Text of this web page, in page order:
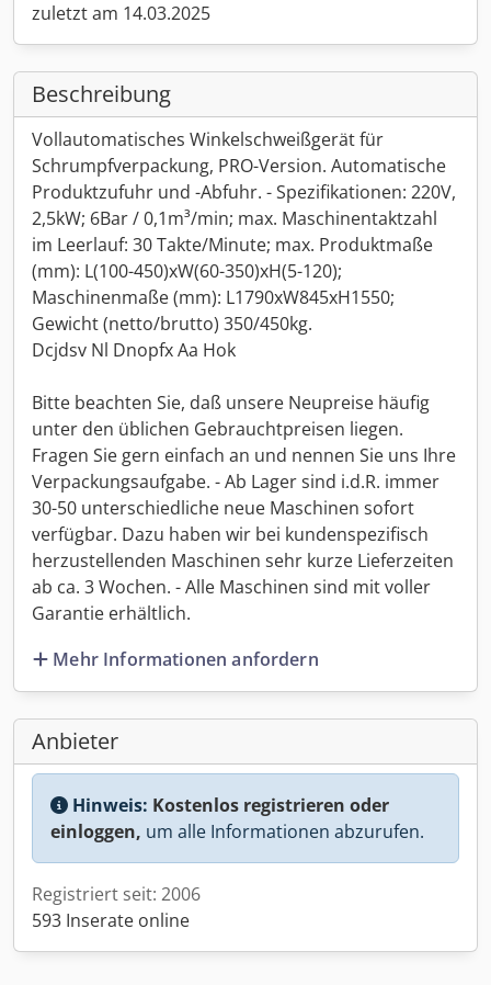
zuletzt am 14.03.2025
Beschreibung
Vollautomatisches Winkelschweißgerät für
Schrumpfverpackung, PRO-Version. Automatische
Produktzufuhr und -Abfuhr. - Spezifikationen: 220V,
2,5kW; 6Bar / 0,1m³/min; max. Maschinentaktzahl
im Leerlauf: 30 Takte/Minute; max. Produktmaße
(mm): L(100-450)xW(60-350)xH(5-120);
Maschinenmaße (mm): L1790xW845xH1550;
Gewicht (netto/brutto) 350/450kg.
Dcjdsv Nl Dnopfx Aa Hok
Bitte beachten Sie, daß unsere Neupreise häufig
unter den üblichen Gebrauchtpreisen liegen.
Fragen Sie gern einfach an und nennen Sie uns Ihre
Verpackungsaufgabe. - Ab Lager sind i.d.R. immer
30-50 unterschiedliche neue Maschinen sofort
verfügbar. Dazu haben wir bei kundenspezifisch
herzustellenden Maschinen sehr kurze Lieferzeiten
ab ca. 3 Wochen. - Alle Maschinen sind mit voller
Garantie erhältlich.
Mehr Informationen anfordern
Anbieter
Hinweis: Kostenlos registrieren oder
einloggen, um alle Informationen abzurufen.
Registriert seit: 2006
593 Inserate online